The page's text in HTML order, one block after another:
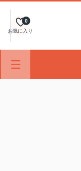
お気に入り
0